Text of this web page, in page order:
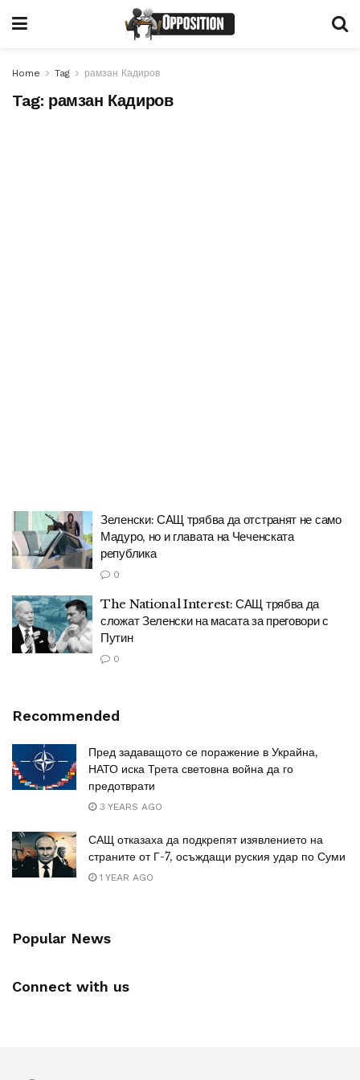
Home Tag рамзан Кадиров
Tag: рамзан Кадиров
Зеленски: САЩ трябва да отстранят не само
Мадуро, но и главата на Чеченската
република
0
The National Interest: САЩ трябва да
сложат Зеленски на масата за преговори с
Путин
0
Recommended
Пред задаващото се поражение в Украйна,
НАТО иска Трета световна война да го
предотврати
3 YEARS AGO
САЩ отказаха да подкрепят изявлението на
страните от Г-7, осъждащи руския удар по Суми
1 YEAR AGO
Popular News
Connect with us